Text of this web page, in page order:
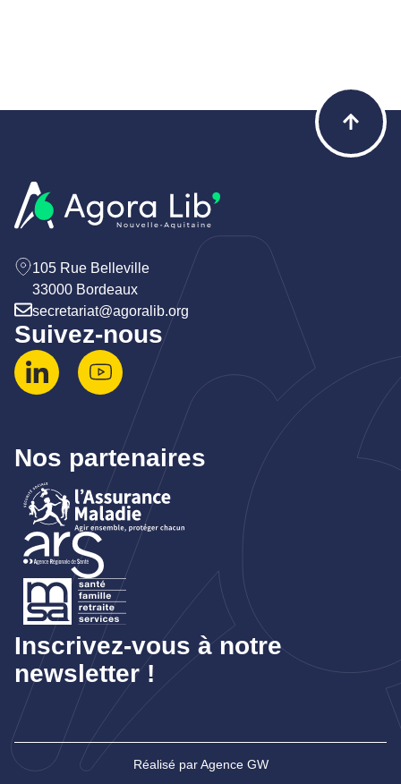
105 Rue Belleville
33000 Bordeaux
secretariat@agoralib.org
Suivez-nous
Nos partenaires
Inscrivez-vous à notre
newsletter !
Réalisé par Agence GW